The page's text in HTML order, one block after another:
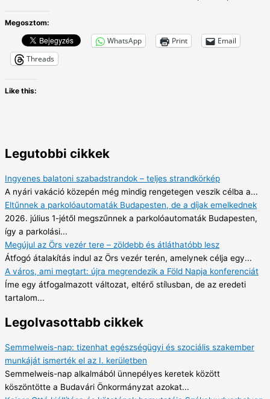
Megosztom:
WhatsApp Print
Email
Threads
Like this:
Legutobbi cikkek
Ingyenes balatoni szabadstrandok – teljes strandkörkép
A nyári vakáció közepén még mindig rengetegen veszik célba a...
Eltűnnek a parkolóautomaták Budapesten, de a díjak emelkednek
2026. július 1-jétől megszűnnek a parkolóautomaták Budapesten,
így a parkolási...
Megújul az Örs vezér tere – zöldebb és átláthatóbb lesz
Átfogó átalakítás indul az Örs vezér terén, amelynek célja egy...
A város, ami megtart: újra megrendezik a Föld Napja konferenciát
Íme egy átfogalmazott változat, eltérő stílusban, de az eredeti
tartalom...
Legolvasottabb cikkek
Semmelweis-nap: tizenhat egészségügyi és szociális szakember
munkáját ismerték el az I. kerületben
Semmelweis-nap alkalmából ünnepélyes keretek között
köszöntötte a Budavári Önkormányzat azokat...